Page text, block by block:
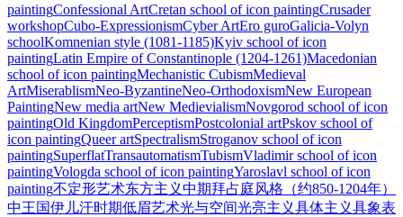
paintingConfessional ArtCretan school of icon paintingCrusader
workshopCubo-ExpressionismCyber ArtEro guroGalicia-Volyn
schoolKomnenian style (1081-1185)Kyiv school of icon
paintingLatin Empire of Constantinople (1204-1261)Macedonian
school of icon paintingMechanistic CubismMedieval
ArtMiserablismNeo-ByzantineNeo-OrthodoxismNew European
PaintingNew media artNew MedievialismNovgorod school of icon
paintingOld KingdomPerceptismPostcolonial artPskov school of
icon paintingQueer artSpectralismStroganov school of icon
paintingSuperflatTransautomatismTubismVladimir school of icon
paintingVologda school of icon paintingYaroslavl school of icon
painting不定形艺术东方主义中期拜占庭风格（约850-1204年）
中王国伊儿汗时期低眉艺术光与空间光亮主义具体主义具象表